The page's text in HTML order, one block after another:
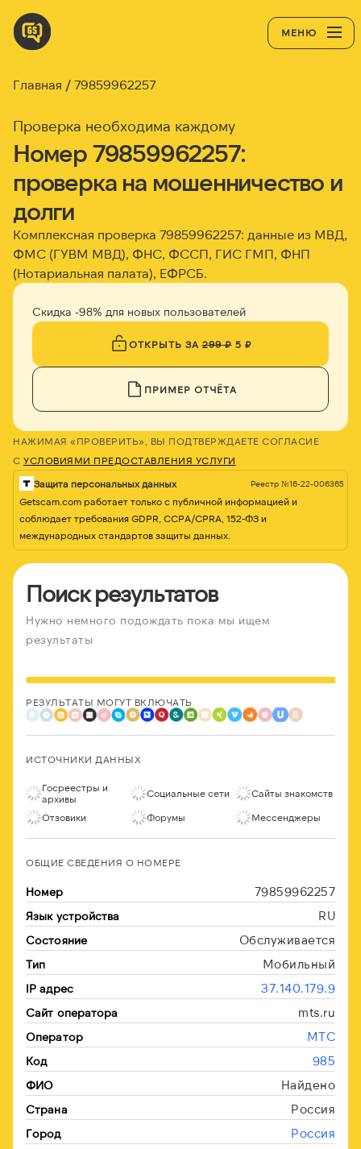
МЕНЮ
Главная 79859962257
Проверка необходима каждому
Номер 79859962257:
проверка на мошенничество и
долги
Комплексная проверка 79859962257: данные из МВД,
ФМС (ГУВМ МВД), ФНС, ФССП, ГИС ГМП, ФНП
(Нотариальная палата), ЕФРСБ.
Скидка -98% для новых пользователей
ОТКРЫТЬ ЗА299 ₽5 ₽
ПРИМЕР ОТЧЁТА
НАЖИМАЯ «ПРОВЕРИТЬ», ВЫ ПОДТВЕРЖДАЕТЕ СОГЛАСИЕ
С УСЛОВИЯМИ ПРЕДОСТАВЛЕНИЯ УСЛУГИ
Защита персональных данных Реестр №16-22-006365
Getscam.com работает только с публичной информацией и
соблюдает требования GDPR, CCPA/CPRA, 152-ФЗ и
международных стандартов защиты данных.
Поиск результатов
Нужно немного подождать пока мы ищем
результаты
РЕЗУЛЬТАТЫ МОГУТ ВКЛЮЧАТЬ
ИСТОЧНИКИ ДАННЫХ
Госреестры и
архивы
Социальные сети Сайты знакомств
Отзовики Форумы Мессенджеры
ОБЩИЕ СВЕДЕНИЯ О НОМЕРЕ
Номер 79859962257
Язык устройства RU
Состояние Обслуживается
Тип Мобильный
IP адрес 37.140.179.9
Сайт оператора mts.ru
Оператор МТС
Код 985
ФИО Найдено
Страна Россия
Город Россия